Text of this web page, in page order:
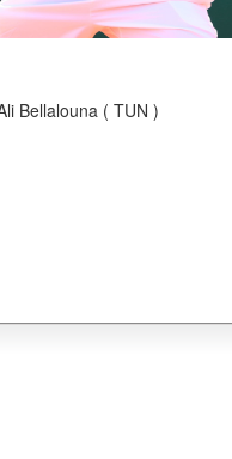
Bellalouna ( TUN )